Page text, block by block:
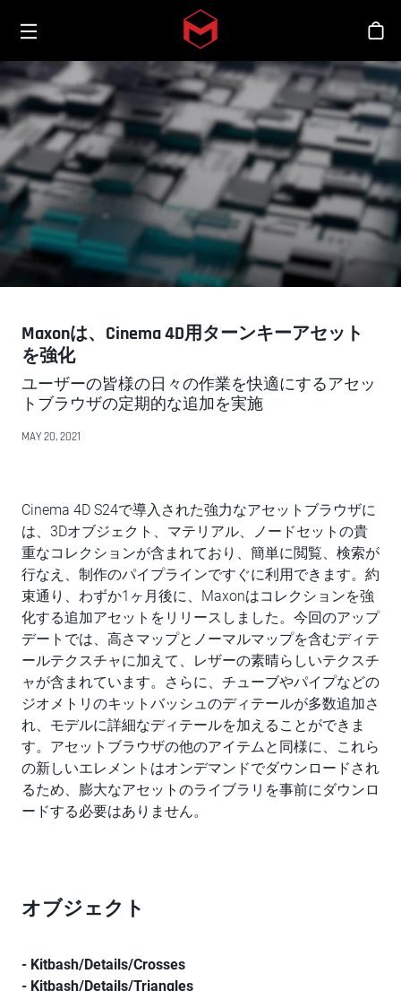
Skip to main content
Toggle menu
シ
Maxonは、Cinema 4D用ターンキーアセット
を強化
ユーザーの皆様の日々の作業を快適にするアセッ
トブラウザの定期的な追加を実施
MAY 20, 2021
Cinema 4D S24で導入された強力なアセットブラウザに
は、3Dオブジェクト、マテリアル、ノードセットの貴
重なコレクションが含まれており、簡単に閲覧、検索が
行なえ、制作のパイプラインですぐに利用できます。約
束通り、わずか1ヶ月後に、Maxonはコレクションを強
化する追加アセットをリリースしました。今回のアップ
デートでは、高さマップとノーマルマップを含むディテ
ールテクスチャに加えて、レザーの素晴らしいテクスチ
ャが含まれています。さらに、チューブやパイプなどの
ジオメトリのキットバッシュのディテールが多数追加さ
れ、モデルに詳細なディテールを加えることができま
す。アセットブラウザの他のアイテムと同様に、これら
の新しいエレメントはオンデマンドでダウンロードされ
るため、膨大なアセットのライブラリを事前にダウンロ
ードする必要はありません。
オブジェクト
- Kitbash/Details/Crosses
- Kitbash/Details/Triangles